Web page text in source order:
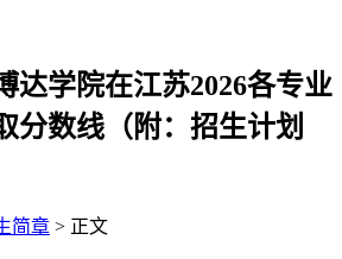
达学院在江苏2026各专业
分数线（附：招生计划
简章 > 正文